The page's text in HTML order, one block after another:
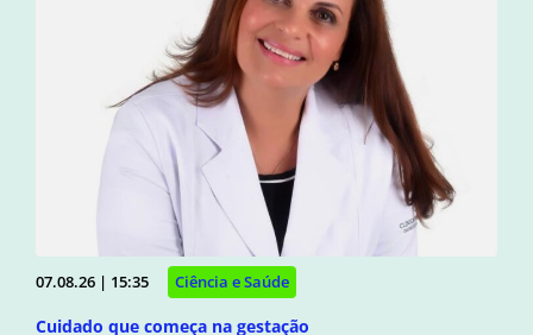
07.08.26 | 15:35 Ciência e Saúde
Cuidado que começa na gestação